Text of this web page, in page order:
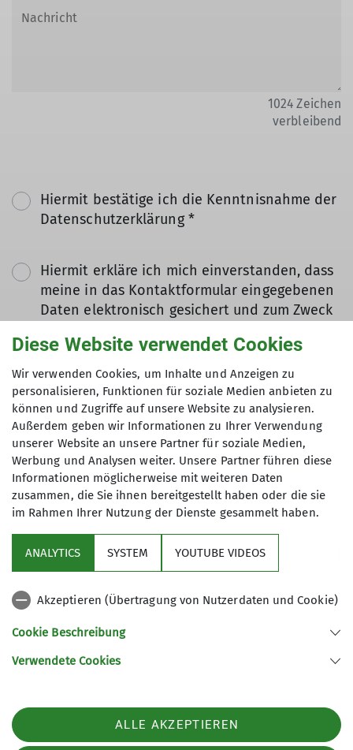
1024 Zeichen
verbleibend
Hiermit bestätige ich die Kenntnisnahme der
Datenschutzerklärung *
Hiermit erkläre ich mich einverstanden, dass
meine in das Kontaktformular eingegebenen
Daten elektronisch gesichert und zum Zweck
genutzt werden. Mir ist bekannt, dass ich
meine Einwilligung jederzeit wiederrufen
kann. *
Mit (*) markierte Felder
sind Pflichtfelder
Absenden
Sektion
Gruppen im Fokus
34131 Kassel
Telefon +49561104046
Diese Website verwendet Cookies
Wir verwenden Cookies, um Inhalte und Anzeigen zu
personalisieren, Funktionen für soziale Medien anbieten zu
können und Zugriffe auf unsere Website zu analysieren.
Außerdem geben wir Informationen zu Ihrer Verwendung
unserer Website an unsere Partner für soziale Medien,
Werbung und Analysen weiter. Unsere Partner führen diese
Informationen möglicherweise mit weiteren Daten
zusammen, die Sie ihnen bereitgestellt haben oder die sie
im Rahmen Ihrer Nutzung der Dienste gesammelt haben.
ANALYTICS SYSTEM YOUTUBE VIDEOS
Akzeptieren (Übertragung von Nutzerdaten und Cookie)
Cookie Beschreibung
Verwendete Cookies
ALLE AKZEPTIEREN